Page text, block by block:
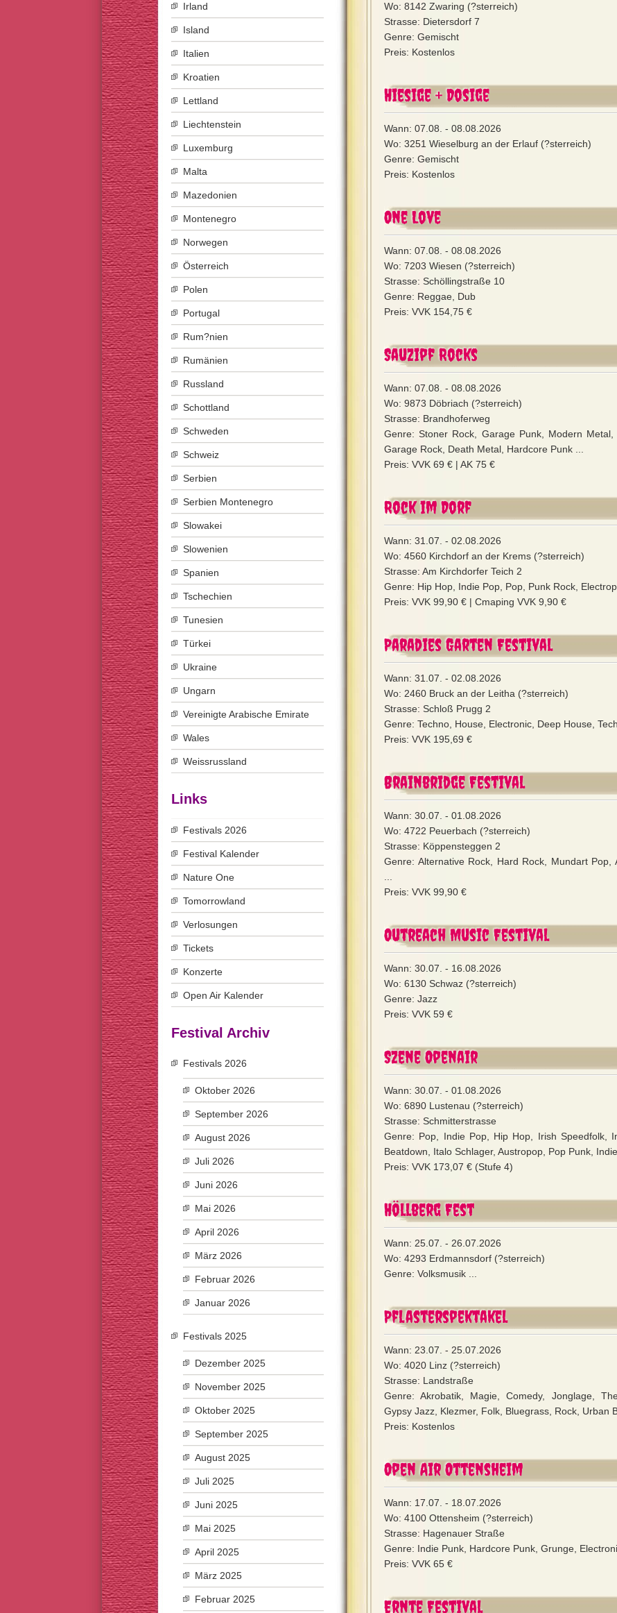
Wo: 8142 Zwaring (?sterreich)
Strasse: Dietersdorf 7
Genre: Gemischt
Preis: Kostenlos
Hiesige + Dosige
Wann: 07.08. - 08.08.2026
Wo: 3251 Wieselburg an der Erlauf (?sterreich)
Genre: Gemischt
Preis: Kostenlos
One Love
Wann: 07.08. - 08.08.2026
Wo: 7203 Wiesen (?sterreich)
Strasse: Schöllingstraße 10
Genre: Reggae, Dub
Preis: VVK 154,75 €
Sauzipf Rocks
Wann: 07.08. - 08.08.2026
Wo: 9873 Döbriach (?sterreich)
Strasse: Brandhoferweg
Genre: Stoner Rock, Garage Punk, Modern Metal,
Garage Rock, Death Metal, Hardcore Punk ...
Preis: VVK 69 € | AK 75 €
Rock im Dorf
Wann: 31.07. - 02.08.2026
Wo: 4560 Kirchdorf an der Krems (?sterreich)
Strasse: Am Kirchdorfer Teich 2
Genre: Hip Hop, Indie Pop, Pop, Punk Rock,
Preis: VVK 99,90 € | Cmaping VVK 9,90 €
Paradies Garten Festival
Wann: 31.07. - 02.08.2026
Wo: 2460 Bruck an der Leitha (?sterreich)
Strasse: Schloß Prugg 2
Genre: Techno, House, Electronic, Deep House,
Preis: VVK 195,69 €
Brainbridge Festival
Wann: 30.07. - 01.08.2026
Wo: 4722 Peuerbach (?sterreich)
Strasse: Köppensteggen 2
Genre: Alternative Rock, Hard Rock, Mundart Pop,
Preis: VVK 99,90 €
Outreach Music Festival
Wann: 30.07. - 16.08.2026
Wo: 6130 Schwaz (?sterreich)
Genre: Jazz
Preis: VVK 59 €
Szene Openair
Wann: 30.07. - 01.08.2026
Wo: 6890 Lustenau (?sterreich)
Strasse: Schmitterstrasse
Genre: Pop, Indie Pop, Hip Hop, Irish Speedfolk,
Beatdown, Italo Schlager, Austropop, Pop Punk,
Preis: VVK 173,07 € (Stufe 4)
Höllberg Fest
Wann: 25.07. - 26.07.2026
Wo: 4293 Erdmannsdorf (?sterreich)
Genre: Volksmusik ...
Pflasterspektakel
Wann: 23.07. - 25.07.2026
Wo: 4020 Linz (?sterreich)
Strasse: Landstraße
Genre: Akrobatik, Magie, Comedy, Jonglage,
Gypsy Jazz, Klezmer, Folk, Bluegrass, Rock, Urban
Preis: Kostenlos
Open Air Ottensheim
Wann: 17.07. - 18.07.2026
Wo: 4100 Ottensheim (?sterreich)
Strasse: Hagenauer Straße
Genre: Indie Punk, Hardcore Punk, Grunge,
Preis: VVK 65 €
Ernte Festival
Irland
Island
Italien
Kroatien
Lettland
Liechtenstein
Luxemburg
Malta
Mazedonien
Montenegro
Norwegen
Österreich
Polen
Portugal
Rum?nien
Rumänien
Russland
Schottland
Schweden
Schweiz
Serbien
Serbien Montenegro
Slowakei
Slowenien
Spanien
Tschechien
Tunesien
Türkei
Ukraine
Ungarn
Vereinigte Arabische Emirate
Wales
Weissrussland
Links
Festivals 2026
Festival Kalender
Nature One
Tomorrowland
Verlosungen
Tickets
Konzerte
Open Air Kalender
Festival Archiv
Festivals 2026
Oktober 2026
September 2026
August 2026
Juli 2026
Juni 2026
Mai 2026
April 2026
März 2026
Februar 2026
Januar 2026
Festivals 2025
Dezember 2025
November 2025
Oktober 2025
September 2025
August 2025
Juli 2025
Juni 2025
Mai 2025
April 2025
März 2025
Februar 2025